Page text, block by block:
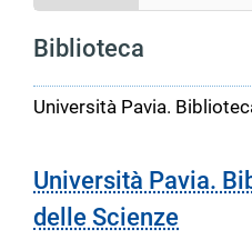
Biblioteca
Università Pavia.
Università Pavia.
delle Scienze